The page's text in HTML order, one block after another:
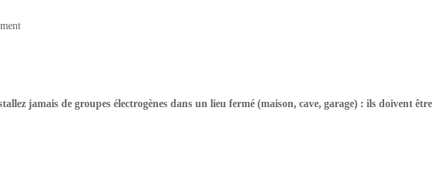
jamais de groupes électrogènes dans un lieu fermé (maison, cave, garage) : ils doivent être